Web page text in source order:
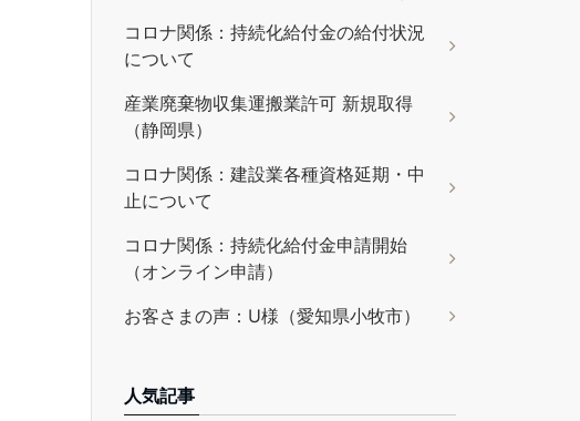
コロナ関係：持続化給付金の給付状況
について
産業廃棄物収集運搬業許可 新規取得
（静岡県）
コロナ関係：建設業各種資格延期・中
止について
コロナ関係：持続化給付金申請開始
（オンライン申請）
お客さまの声：U様（愛知県小牧市）
人気記事